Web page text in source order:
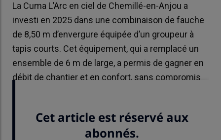
La Cuma L’Arc en ciel de Chemillé-en-Anjou a
investi en 2025 dans une combinaison de fauche
de 8,50 m d’envergure équipée d’un groupeur à
tapis courts. Cet équipement, qui a remplacé un
ensemble de 6 m de large, a permis de gagner en
débit de chantier et en confort, sans compromis